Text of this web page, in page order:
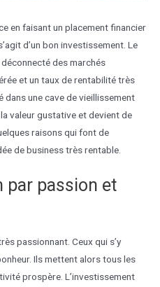
en faisant un placement financier
d’un bon investissement. Le
des marchés
et un taux de rentabilité très
dans une cave de vieillissement
valeur gustative et devient de
raisons qui font de
de business très rentable.
par passion et
passionnant. Ceux qui s’y
Ils mettent alors tous les
prospère. L’investissement